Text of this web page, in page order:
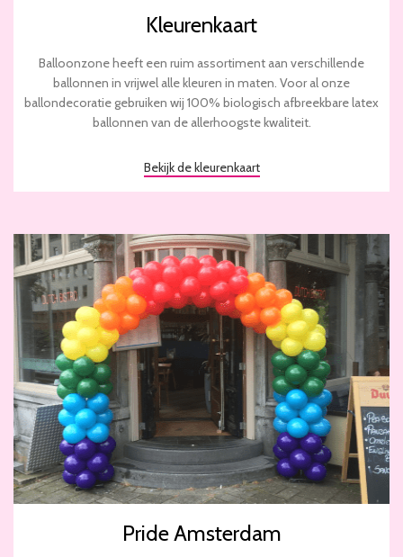
Kleurenkaart
Balloonzone heeft een ruim assortiment aan verschillende
ballonnen in vrijwel alle kleuren in maten. Voor al onze
ballondecoratie gebruiken wij 100% biologisch afbreekbare latex
ballonnen van de allerhoogste kwaliteit.
Bekijk de kleurenkaart
Pride Amsterdam